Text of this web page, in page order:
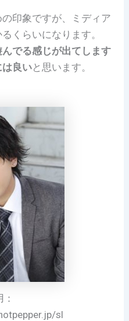
印象ですが、ミディア
くらいになります。
んでる感じが出てします
良いと思います。
sl